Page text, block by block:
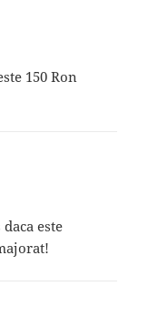
150 Ron
este